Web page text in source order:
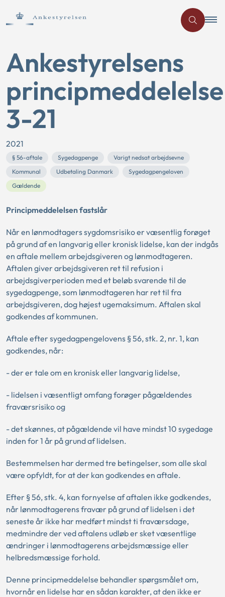
Ankestyrelsens
principmeddelelse
3-21
2021
§ 56-aftale Sygedagpenge
Varigt nedsat arbejdsevne
Kommunal
Udbetaling Danmark
Sygedagpengeloven
Gældende
Principmeddelelsen fastslår
Når en lønmodtagers sygdomsrisiko er væsentlig forøget
på grund af en langvarig eller kronisk lidelse, kan der indgås
en aftale mellem arbejdsgiveren og lønmodtageren.
Aftalen giver arbejdsgiveren ret til refusion i
arbejdsgiverperioden med et beløb svarende til de
sygedagpenge, som lønmodtageren har ret til fra
arbejdsgiveren, dog højest ugemaksimum. Aftalen skal
godkendes af kommunen.
Aftale efter sygedagpengelovens § 56, stk. 2, nr. 1, kan
godkendes, når:
- der er tale om en kronisk eller langvarig lidelse,
- lidelsen i væsentligt omfang forøger pågældendes
fraværsrisiko og
- det skønnes, at pågældende vil have mindst 10 sygedage
inden for 1 år på grund af lidelsen.
Bestemmelsen har dermed tre betingelser, som alle skal
være opfyldt, for at der kan godkendes en aftale.
Efter § 56, stk. 4, kan fornyelse af aftalen ikke godkendes,
når lønmodtagerens fravær på grund af lidelsen i det
seneste år ikke har medført mindst ti fraværsdage,
medmindre der ved aftalens udløb er sket væsentlige
ændringer i lønmodtagerens arbejdsmæssige eller
helbredsmæssige forhold.
Denne principmeddelelse behandler spørgsmålet om,
hvornår en lidelse har en sådan karakter, at den ikke er